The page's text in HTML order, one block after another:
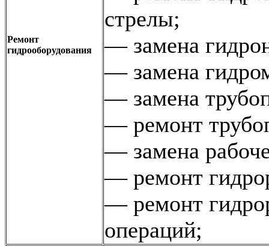
Ремонт
гидрооборудования
стрелы;
— замена
— замена
— замена
— ремонт
— замена
— ремонт
— ремонт
операций;